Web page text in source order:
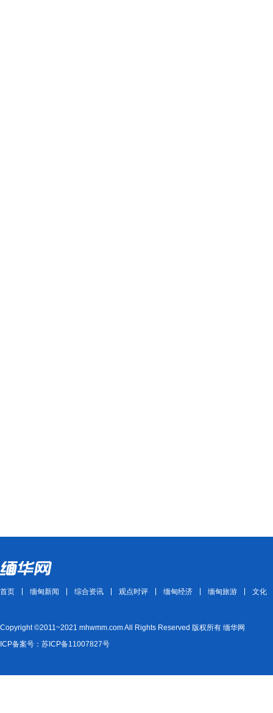
首页 缅甸新闻 综合资讯 观点时评 缅甸经济 缅甸旅游 文化
Copyright ©2011~2021 mhwmm.com All Rights Reserved 版权所有 缅华网
ICP备案号：苏ICP备11007827号